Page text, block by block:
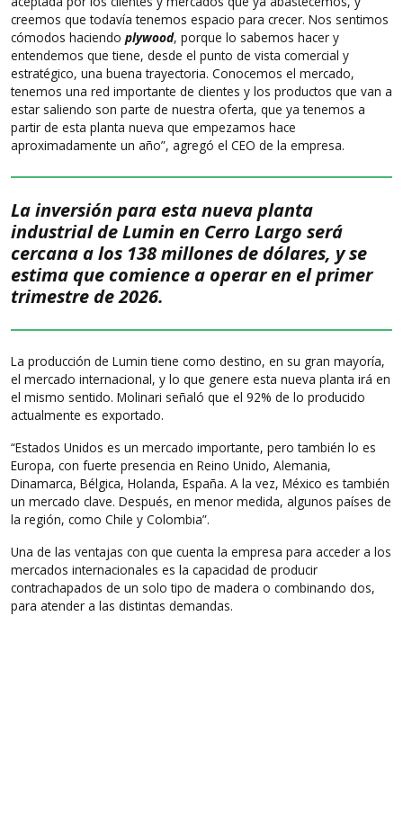
creemos que todavía tenemos espacio para crecer. Nos sentimos
cómodos haciendo plywood, porque lo sabemos hacer y
entendemos que tiene, desde el punto de vista comercial y
estratégico, una buena trayectoria. Conocemos el mercado,
tenemos una red importante de clientes y los productos que van a
estar saliendo son parte de nuestra oferta, que ya tenemos a
partir de esta planta nueva que empezamos hace
aproximadamente un año”, agregó el CEO de la empresa.
La inversión para esta nueva planta
industrial de Lumin en Cerro Largo será
cercana a los 138 millones de dólares, y se
estima que comience a operar en el primer
trimestre de 2026.
La producción de Lumin tiene como destino, en su gran mayoría,
el mercado internacional, y lo que genere esta nueva planta irá en
el mismo sentido. Molinari señaló que el 92% de lo producido
actualmente es exportado.
“Estados Unidos es un mercado importante, pero también lo es
Europa, con fuerte presencia en Reino Unido, Alemania,
Dinamarca, Bélgica, Holanda, España. A la vez, México es también
un mercado clave. Después, en menor medida, algunos países de
la región, como Chile y Colombia”.
Una de las ventajas con que cuenta la empresa para acceder a los
mercados internacionales es la capacidad de producir
contrachapados de un solo tipo de madera o combinando dos,
para atender a las distintas demandas.